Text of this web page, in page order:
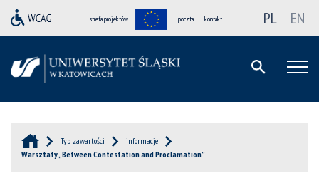
strefa projektów poczta kontakt PL EN
Typ zawartości
informacje
Warsztaty „Between Contestation and Proclamation”